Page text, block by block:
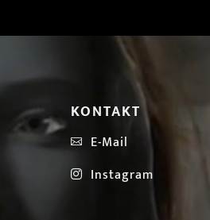
KONTAKT
 E-Mail
 Instagram